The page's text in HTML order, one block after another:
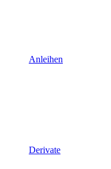
Anleihen
Derivate